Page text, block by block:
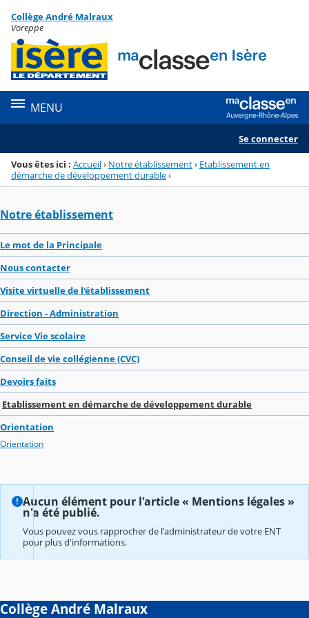
Menu de la rubrique
Contenu
Collège André Malraux
Voreppe
MENU
Se connecter
Vous êtes ici : Accueil› Notre établissement› Etablissement en
démarche de développement durable›
Notre établissement
Le mot de la Principale
Nous contacter
Visite virtuelle de l'établissement
Direction - Administration
Service Vie scolaire
Conseil de vie collégienne (CVC)
Devoirs faits
Etablissement en démarche de développement durable
Orientation
Orientation
Aucun élément pour l'article « Mentions légales »
n'a été publié.
Vous pouvez vous rapprocher de l'administrateur de votre ENT
pour plus d'informations.
Collège André Malraux